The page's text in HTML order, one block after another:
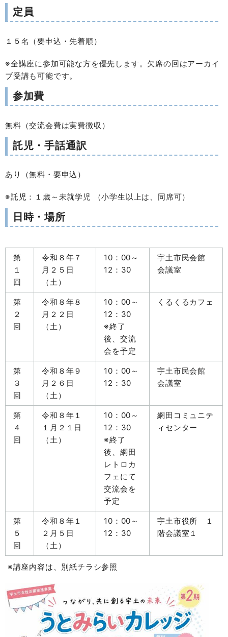
定員
１５名（要申込・先着順）
※全講座に参加可能な方を優先します。欠席の回はアーカイ
ブ受講も可能です。
参加費
無料（交流会費は実費徴収）
託児・手話通訳
あり（無料・要申込）
※託児：１歳～未就学児 （小学生以上は、同席可）
日時・場所
第
１
回
令和８年７
月２５日
（土）
10：00～
12：30
宇土市民会館
会議室
第
２
回
令和８年８
月２２日
（土）
10：00～
12：30
※終了
後、交流
会を予定
くるくるカフェ
第
３
回
令和８年９
月２６日
（土）
10：00～
12：30
宇土市民会館
会議室
第
４
回
令和８年１
１月２１日
（土）
10：00～
12：30
※終了
後、網田
レトロカ
フェにて
交流会を
予定
網田コミュニテ
ィセンター
第
５
回
令和８年１
２月５日
（土）
10：00～
12：30
宇土市役所 １
階会議室１
※講座内容は、別紙チラシ参照